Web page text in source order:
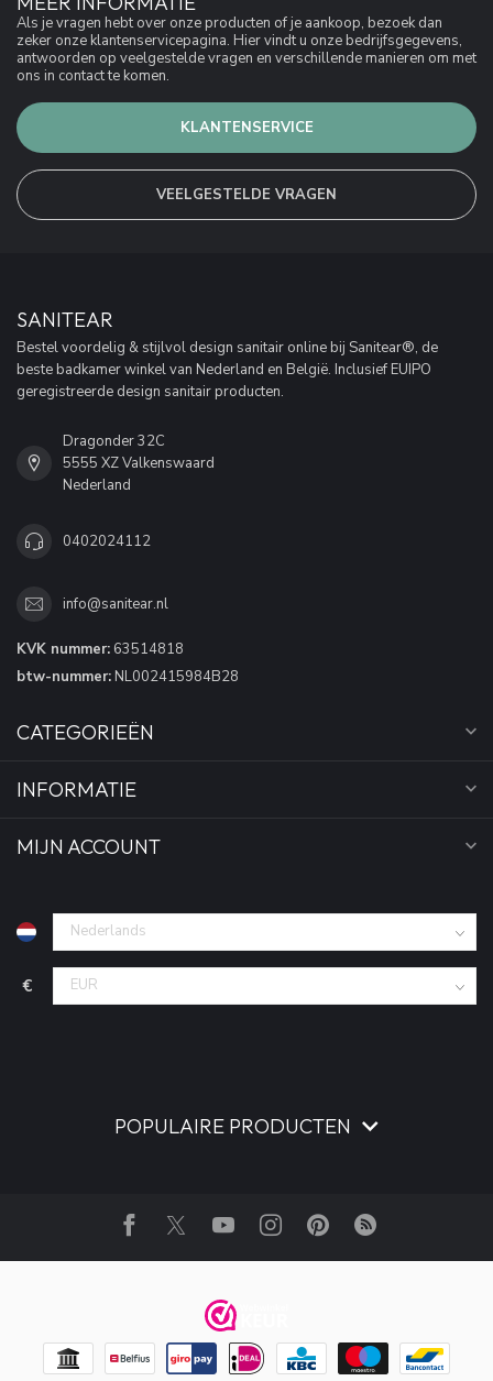
Als je vragen hebt over onze producten of je aankoop, bezoek dan
zeker onze klantenservicepagina. Hier vindt u onze bedrijfsgegevens,
antwoorden op veelgestelde vragen en verschillende manieren om met
ons in contact te komen.
KLANTENSERVICE
VEELGESTELDE VRAGEN
SANITEAR
Bestel voordelig & stijlvol design sanitair online bij Sanitear®, de
beste badkamer winkel van Nederland en België. Inclusief EUIPO
geregistreerde design sanitair producten.
Dragonder 32C
5555 XZ Valkenswaard
Nederland
0402024112
info@sanitear.nl
KVK nummer: 63514818
btw-nummer: NL002415984B28
CATEGORIEËN
INFORMATIE
MIJN ACCOUNT
€
POPULAIRE PRODUCTEN